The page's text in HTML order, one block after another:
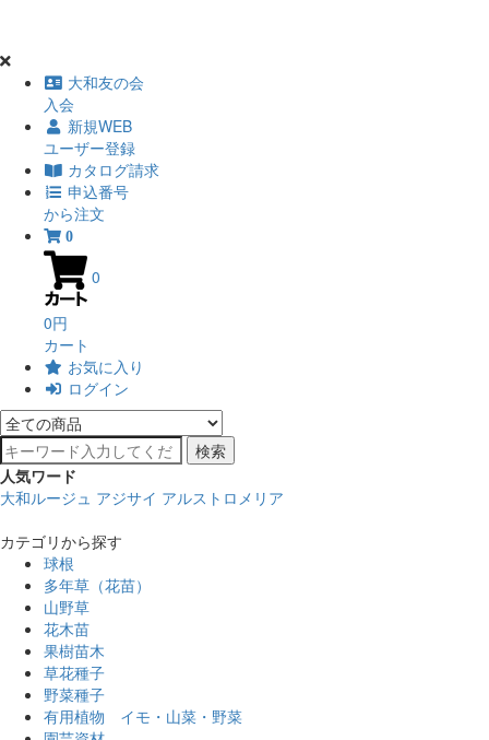
大和友の会
入会
新規WEB
ユーザー登録
カタログ請求
申込番号
から注文
0
0
0円
カート
お気に入り
ログイン
検索
人気ワード
大和ルージュ アジサイ アルストロメリア
カテゴリから探す
球根
多年草（花苗）
山野草
花木苗
果樹苗木
草花種子
野菜種子
有用植物 イモ・山菜・野菜